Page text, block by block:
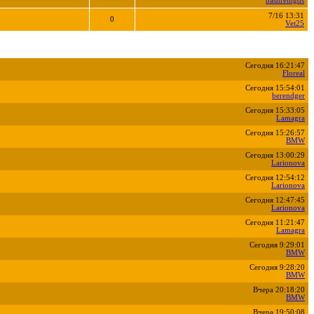
0
7/16 13:31
Vet25
Сегодня 16:21:47
Floreal
Сегодня 15:54:01
berendger
Сегодня 15:33:05
Lamagra
Сегодня 15:26:57
BMW
Сегодня 13:00:29
Larionova
Сегодня 12:54:12
Larionova
Сегодня 12:47:45
Larionova
Сегодня 11:21:47
Lamagra
Сегодня 9:29:01
BMW
Сегодня 9:28:20
BMW
Вчера 20:18:20
BMW
Вчера 19:50:08